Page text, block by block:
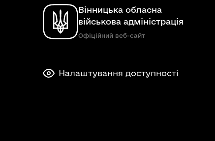
Вінницька обласна
військова адміністрація
Офіційний веб-сайт
Налаштування доступності